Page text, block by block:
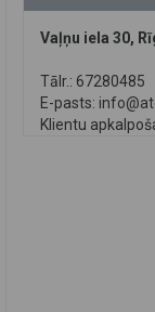
Vaļņu iela 30,
Tālr.: 67280485
E-pasts:
Klientu